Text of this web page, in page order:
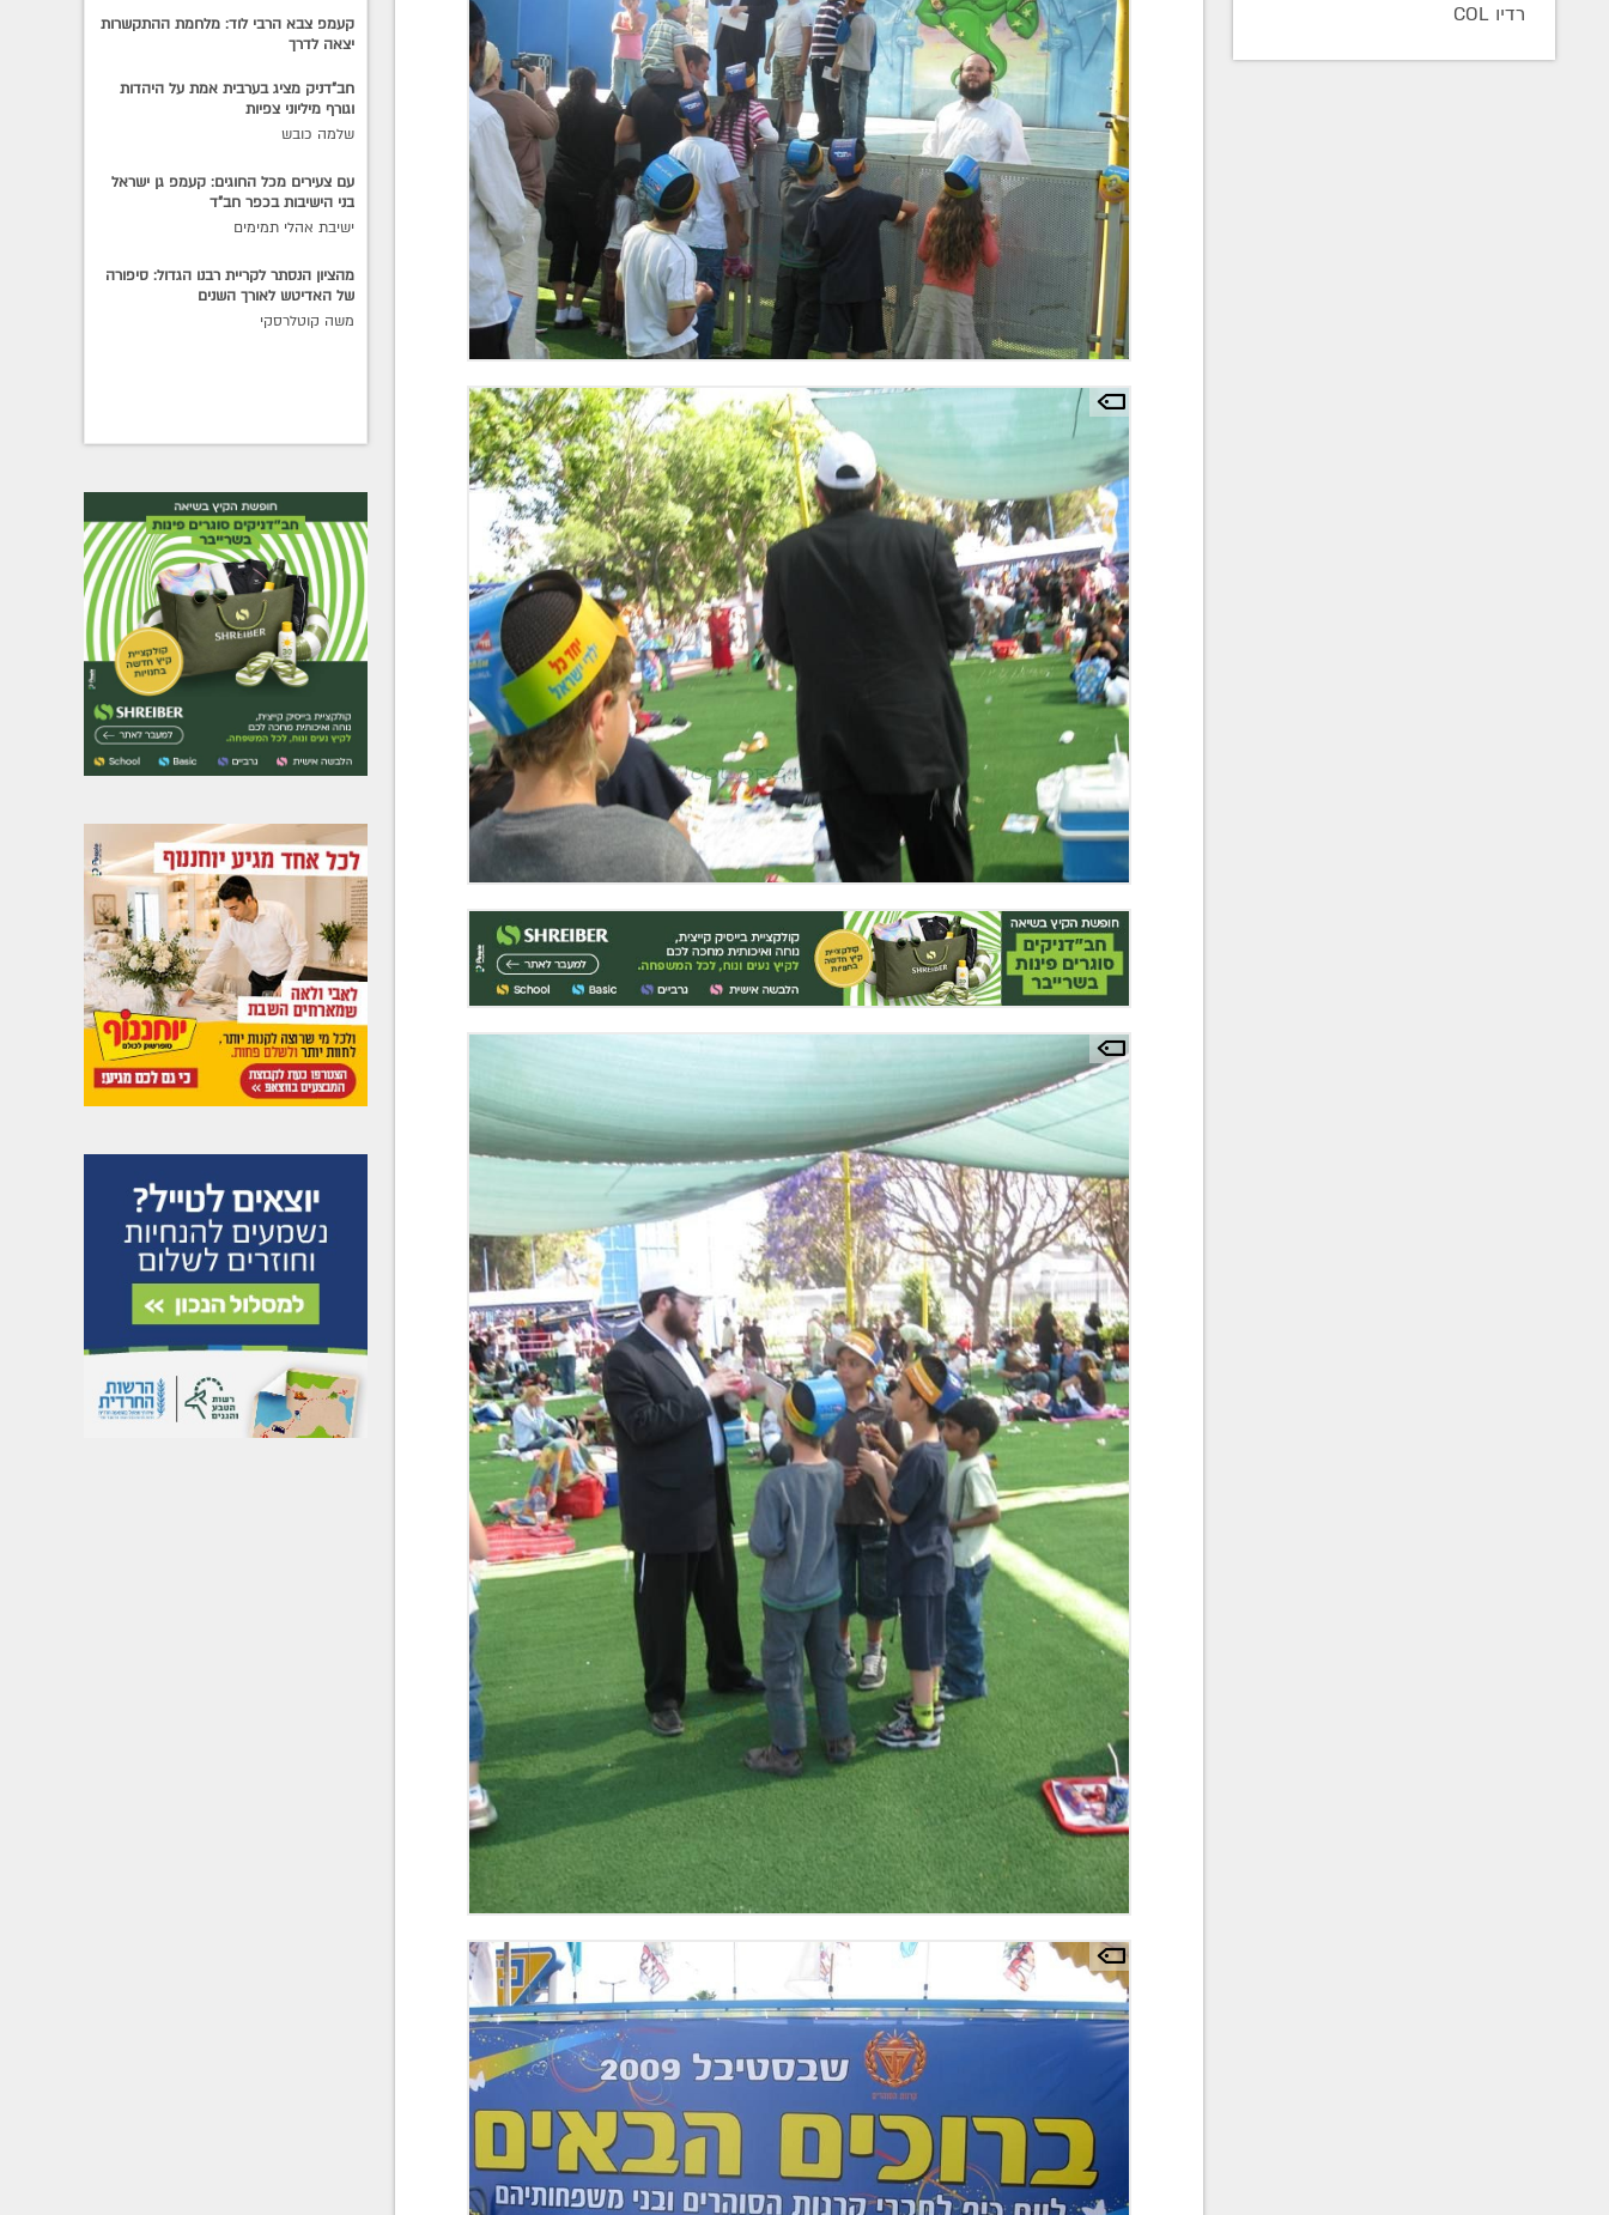
רדיו COL
קעמפ צבא הרבי לוד: מלחמת ההתקשרות
יצאה לדרך
חב"דניק מציג בערבית אמת על היהדות
וגורף מיליוני צפיות
שלמה כובש
עם צעירים מכל החוגים: קעמפ גן ישראל
בני הישיבות בכפר חב"ד
ישיבת אהלי תמימים
מהציון הנסתר לקריית רבנו הגדול: סיפורה
של האדיטש לאורך השנים
משה קוטלרסקי